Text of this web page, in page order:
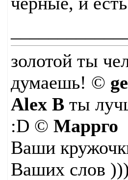
золотой ты
думаешь! ©
Alex B ты
:D © Маррго
Ваши
Ваших слов